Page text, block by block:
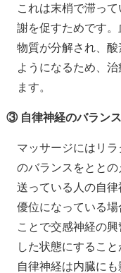
これは末梢で滞っ
謝を促すためです
物質が分解され、
ようになるため、
ます。
③ 自律神経のバラン
マッサージにはリ
のバランスをとと
送っている人の自
優位になっている
ことで交感神経の
した状態にすること
自律神経は内臓に